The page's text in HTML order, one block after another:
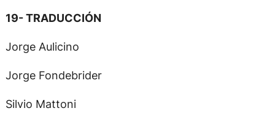
19- TRADUCCIÓN
Jorge Aulicino
Jorge Fondebrider
Silvio Mattoni